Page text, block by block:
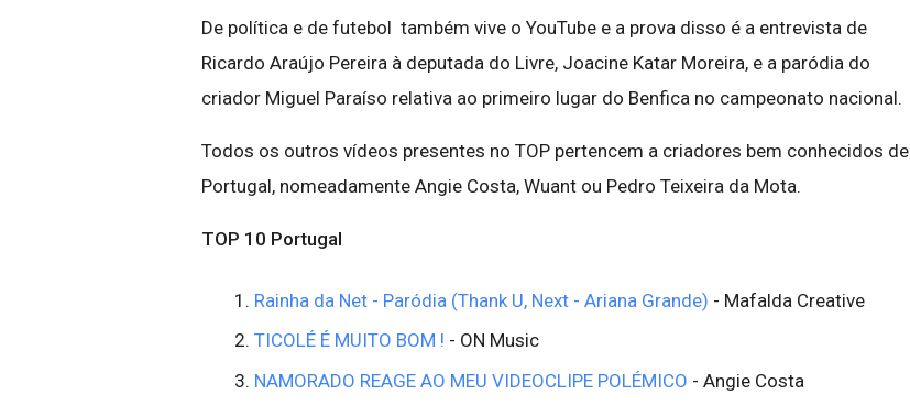
De política e de futebol também vive o YouTube e a prova disso é a entrevista de
Ricardo Araújo Pereira à deputada do Livre, Joacine Katar Moreira, e a paródia do
criador Miguel Paraíso relativa ao primeiro lugar do Benfica no campeonato nacional.
Todos os outros vídeos presentes no TOP pertencem a criadores bem conhecidos de
Portugal, nomeadamente Angie Costa, Wuant ou Pedro Teixeira da Mota.
TOP 10 Portugal
Rainha da Net - Paródia (Thank U, Next - Ariana Grande) - Mafalda Creative
TICOLÉ É MUITO BOM ! - ON Music
NAMORADO REAGE AO MEU VIDEOCLIPE POLÉMICO - Angie Costa